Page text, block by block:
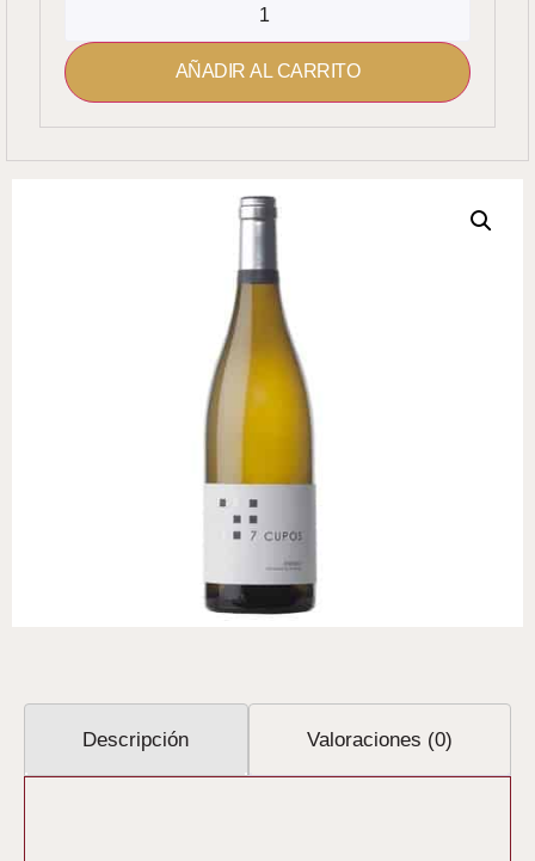
AÑADIR AL CARRITO
Descripción Valoraciones (0)